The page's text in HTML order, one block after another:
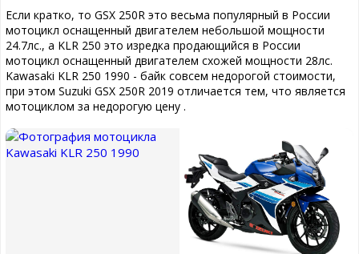
Если кратко, то GSX 250R это весьма популярный в России
мотоцикл оснащенный двигателем небольшой мощности
24.7лс., а KLR 250 это изредка продающийся в России
мотоцикл оснащенный двигателем схожей мощности 28лс.
Kawasaki KLR 250 1990 - байк совсем недорогой стоимости,
при этом Suzuki GSX 250R 2019 отличается тем, что является
мотоциклом за недорогую цену .